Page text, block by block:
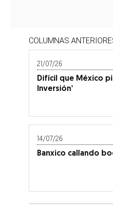
COLUMNAS
21/07/26
Difícil que México
Inversión’
14/07/26
Banxico callando